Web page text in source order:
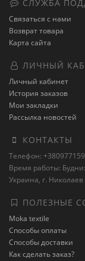
СЛУЖБА
Связаться с нами
Возврат товара
Карта сайта
ЛИЧНЫЙ
Личный кабинет
История заказов
Мои закладки
Рассылка новостей
КОНТАКТЫ
Телефон:
Время работы:
Украина, г. Николаев
ПОЛЕЗНЫЕ
Moka textile
Способы оплаты
Способы доставки
Как сделать заказ?